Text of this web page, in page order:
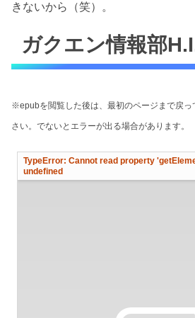
きないから（笑）。
ガクエン情報部
※epubを閲覧した後は、最初のページまで戻
さい。でないとエラーが出る場合があります。